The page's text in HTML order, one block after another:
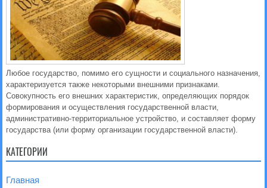
Любое государство, помимо его сущности и социального назначения,
характеризуется также некоторыми внешними признаками.
Совокупность его внешних характеристик, определяющих порядок
формирования и осуществления государственной власти,
административно-территориальное устройство, и составляет форму
государства (или форму организации государственной власти).
КАТЕГОРИИ
Главная